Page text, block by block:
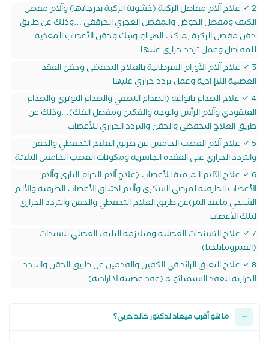
2 علاج آلام مفاصل الركبة (خشونة الركبة بدرجاتها) وآلام مفصل
الكتف ومفصل الحوض والمفصل العجزي الحرقفي …وذلك عن طريق
حقن مفصل الركبة بمركب الهيالورونيك وحقن الأعصاب المغذية
للمفاصل وعمل تردد حراري عليها
3 علاج آلام الأورام السرطانية بالعلاج التحفظي وحقن العقد
العصبية اللاإرادية وعمل تردد حراري عليها
4 علاج الصداع بانواعه (الصداع النصفي والصداع التوتري والصداع
العنقودي وآلام الرأس والوجه والفكين ومفصل الفك)…وذلك عن
طريق العلاج التحفظي والحقن والتردد الحراري للأعصاب
5 علاج آلام العصب الخامس عن طريق العلاج التحفظي والحقن
والتردد الحراري على العقده الجاسريه ومكونات العصب الخامس الثلاثة
6 علاج الآلام المزمنة للأعصاب (علاج آلام الحزام الناري وآلام
الأعصاب الطرفية لمرضى السكري وآلام اختناق الأعصاب الطرفية والألم
الشبحي مابعد البتر)عن طريق العلاج التحفظي والحقن والتردد الحراري
لتلك الأعصاب
7 علاج التشنجات العضلية ومتلازمة التليف العضلي للسيدات
(الفيبرومايلجيا)
8 علاج التعرق الزائد في الكفين والقدمين عن طريق الحقن والتردد
الحرارية للعقد السيمباثويه (عقد عصبيه لا اراديه)
ما هو أقرب ميعاد لدكتور خالد حربي؟